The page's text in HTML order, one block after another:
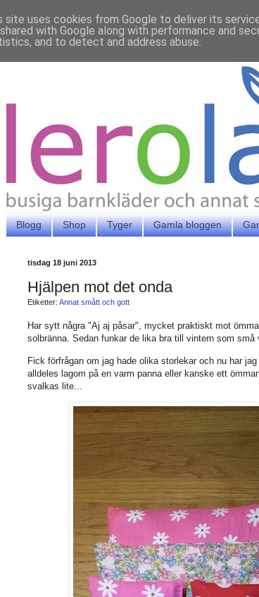
Blogg Shop Tyger Gamla bloggen
tisdag 18 juni 2013
Hjälpen mot det onda
Etiketter: Annat smått och gott
Har sytt några "Aj aj påsar", mycket praktiskt mot
solbränna. Sedan funkar de lika bra till vintern som små
Fick förfrågan om jag hade olika storlekar och nu har
alldeles lagom på en varm panna eller kanske ett
svalkas lite...
site uses cookies from Google to deliver its
with Google along with performance and
and to detect and address abuse.